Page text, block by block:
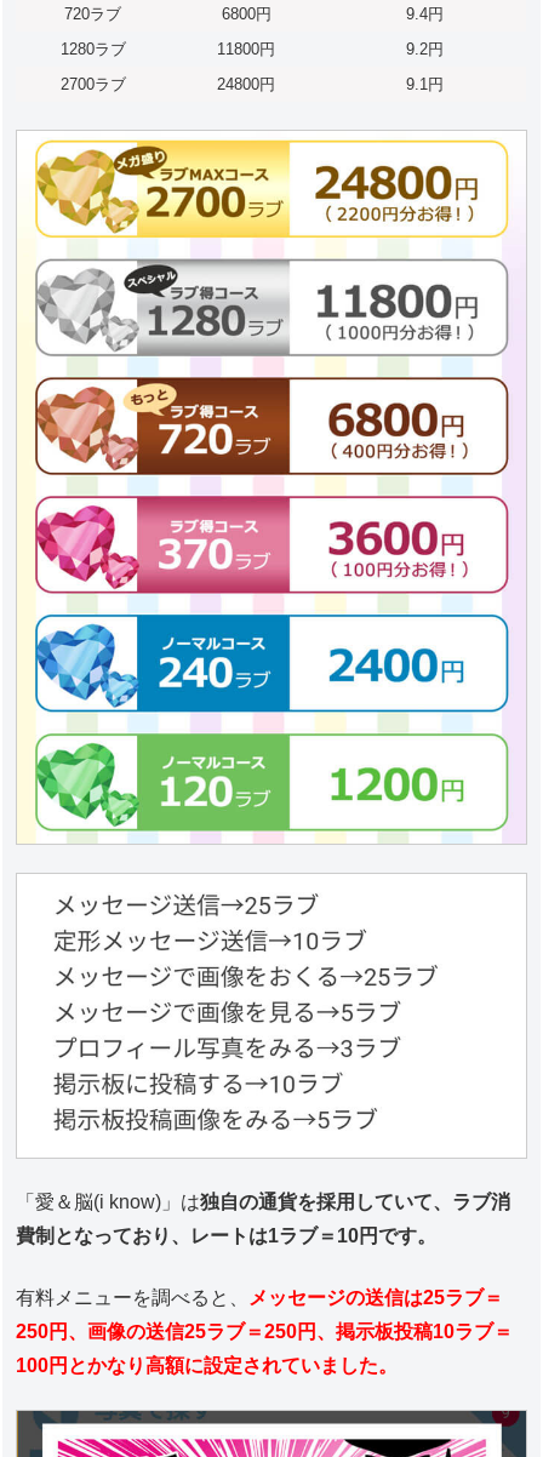
720ラブ 6800円
9.4円
1280ラブ
11800円
9.2円
2700ラブ
24800円 9.1円
「愛＆脳(i know)」は独自の通貨を採用していて、ラブ消
費制となっており、レートは1ラブ＝10円です。
有料メニューを調べると、
メッセージの送信は25ラブ＝
250円、画像の送信25ラブ＝250円、掲示板投稿10ラブ＝
100円とかなり高額に設定されていました。